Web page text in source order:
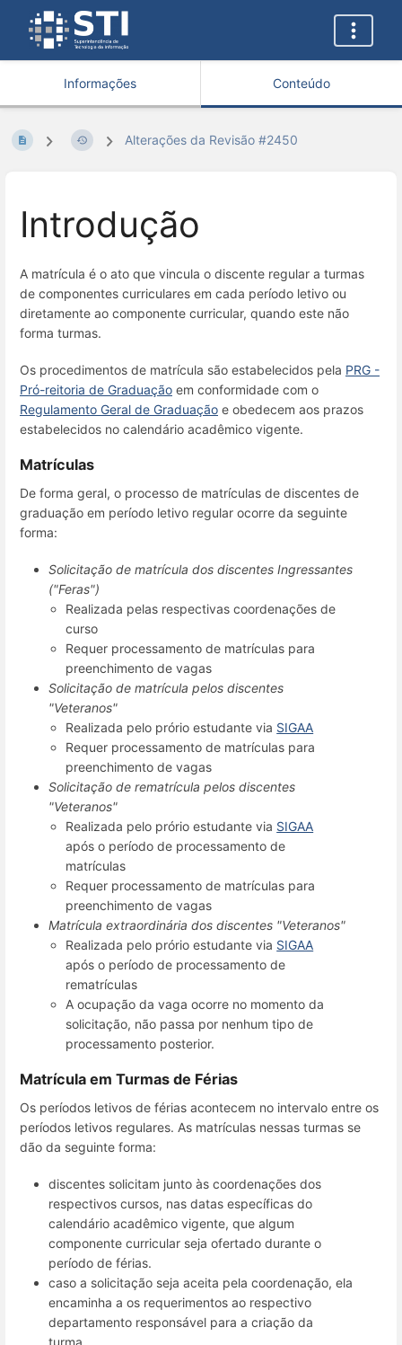
Informações Conteúdo
Alterações da Revisão #2450
Introdução
A matrícula é o ato que vincula o discente regular a turmas
de componentes curriculares em cada período letivo ou
diretamente ao componente curricular, quando este não
forma turmas.
Os procedimentos de matrícula são estabelecidos pela PRG -
Pró-reitoria de Graduação em conformidade com o
Regulamento Geral de Graduação e obedecem aos prazos
estabelecidos no calendário acadêmico vigente.
Matrículas
De forma geral, o processo de matrículas de discentes de
graduação em período letivo regular ocorre da seguinte
forma:
Solicitação de matrícula dos discentes Ingressantes
("Feras")
Realizada pelas respectivas coordenações de
curso
Requer processamento de matrículas para
preenchimento de vagas
Solicitação de matrícula pelos discentes
"Veteranos"
Realizada pelo prório estudante via SIGAA
Requer processamento de matrículas para
preenchimento de vagas
Solicitação de rematrícula pelos discentes
"Veteranos"
Realizada pelo prório estudante via SIGAA
após o período de processamento de
matrículas
Requer processamento de matrículas para
preenchimento de vagas
Matrícula extraordinária dos discentes "Veteranos"
Realizada pelo prório estudante via SIGAA
após o período de processamento de
rematrículas
A ocupação da vaga ocorre no momento da
solicitação, não passa por nenhum tipo de
processamento posterior.
Matrícula em Turmas de Férias
Os períodos letivos de férias acontecem no intervalo entre os
períodos letivos regulares. As matrículas nessas turmas se
dão da seguinte forma:
discentes solicitam junto às coordenações dos
respectivos cursos, nas datas específicas do
calendário acadêmico vigente, que algum
componente curricular seja ofertado durante o
período de férias.
caso a solicitação seja aceita pela coordenação, ela
encaminha a os requerimentos ao respectivo
departamento responsável para a criação da